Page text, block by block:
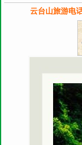
云台山旅游电